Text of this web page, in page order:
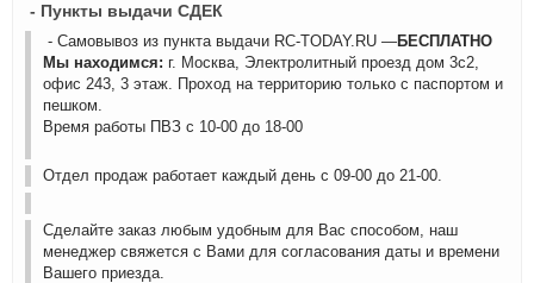
- Пункты выдачи СДЕК
- Самовывоз из пункта выдачи RC-TODAY.RU —БЕСПЛАТНО
Мы находимся: г. Москва, Электролитный проезд дом 3с2,
офис 243, 3 этаж. Проход на территорию только с паспортом и
пешком.
Время работы ПВЗ с 10-00 до 18-00
Отдел продаж работает каждый день с 09-00 до 21-00.
Сделайте заказ любым удобным для Вас способом, наш
менеджер свяжется с Вами для согласования даты и времени
Вашего приезда.